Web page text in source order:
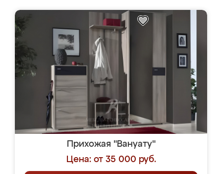
Прихожая "Вануату"
Цена: от 35 000 руб.